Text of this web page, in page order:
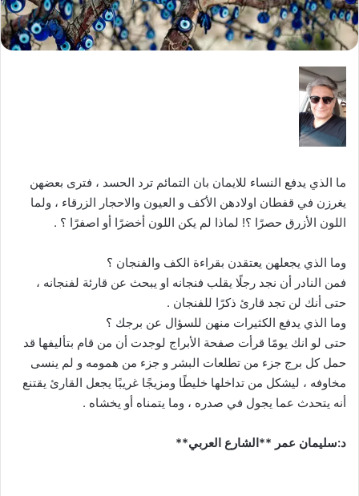
ما الذي يدفع النساء للايمان بان التمائم ترد الحسد ، فترى بعضهن
يغرزن في قفطان اولادهن الأكف و العيون والاحجار الزرقاء ، ولما
اللون الأزرق حصرًا ؟! لماذا لم يكن اللون أخضرًا أو اصفرًا ؟ .
وما الذي يجعلهن يعتقدن بقراءة الكف والفنجان ؟
فمن النادر أن نجد رجلًا يقلب فنجانه او يبحث عن قارئة لفنجانه ،
حتى أنك لن تجد قارئ ذكرًا للفنجان .
وما الذي يدفع الكثيرات منهن للسؤال عن برجك ؟
حتى لو انك يومًا قرأت صفحة الأبراج لوجدت أن من قام بتأليفها قد
حمل كل برج جزء من تطلعات البشر و جزء من همومه و لم ينسى
مخاوفه ، ليشكل من تداخلها خليطًا ومزيجًا غريبًا يجعل القارئ يقتنع
أنه يتحدث عما يجول في صدره ، وما يتمناه أو يخشاه .
د:سليمان عمر **الشارع العربي**